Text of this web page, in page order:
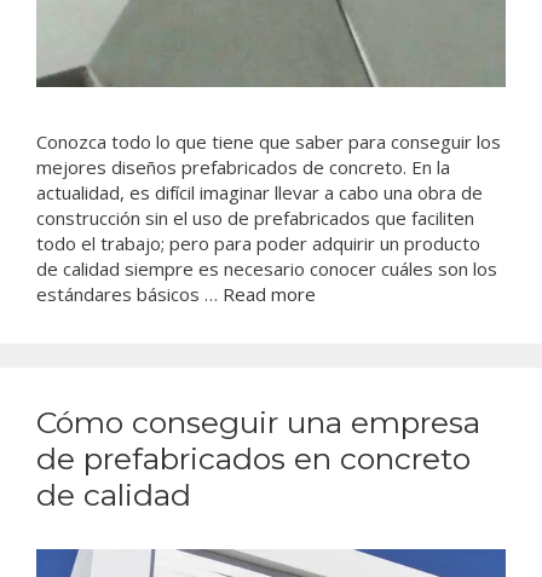
Conozca todo lo que tiene que saber para conseguir los
mejores diseños prefabricados de concreto. En la
actualidad, es difícil imaginar llevar a cabo una obra de
construcción sin el uso de prefabricados que faciliten
todo el trabajo; pero para poder adquirir un producto
de calidad siempre es necesario conocer cuáles son los
estándares básicos … Read more
Cómo conseguir una empresa
de prefabricados en concreto
de calidad